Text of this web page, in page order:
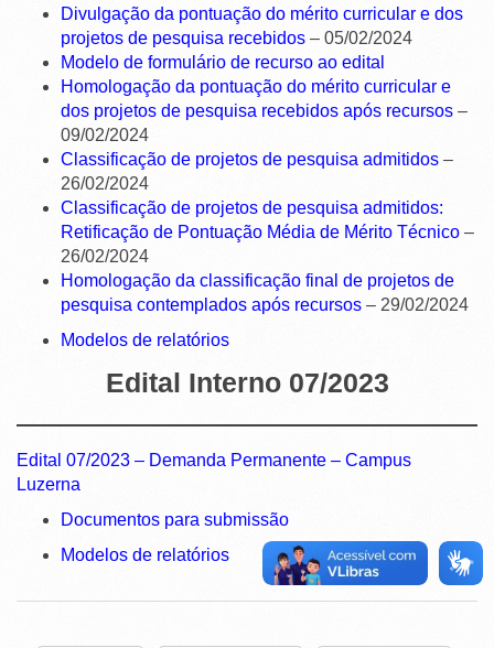
Banco Central do BrasilDivulgação da pontuação do mérito curricular e dos
projetos de pesquisa recebidos – 05/02/2024
Modelo de formulário de recurso ao edital
Homologação da pontuação do mérito curricular e
dos projetos de pesquisa recebidos após recursos –
09/02/2024
Classificação de projetos de pesquisa admitidos –
26/02/2024
Classificação de projetos de pesquisa admitidos:
Retificação de Pontuação Média de Mérito Técnico –
26/02/2024
Homologação da classificação final de projetos de
pesquisa contemplados após recursos – 29/02/2024
Modelos de relatórios
Edital Interno 07/2023
Edital 07/2023 – Demanda Permanente – Campus
Luzerna
Documentos para submissão
Modelos de relatórios